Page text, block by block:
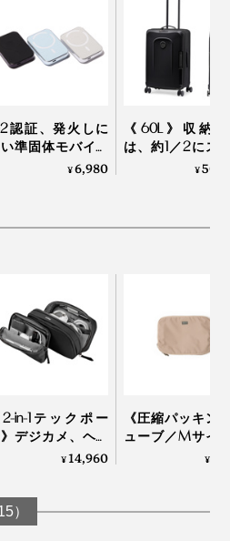
「イエロー」「ブルー」「ライ
色合いも、ポーチとして使って
イエロー」「オレンジ」「ライトグレー」
り、色違いで揃えれば、何に
す。
の最新技術「ホールガーメン
編まれていて、縫製はいっさ
倉重樹氏
で、360°どの角度にも伸縮可
りそう。あなたが見つけた使い
てSNSに投稿してみてくださ
認証、発火しに
準固体モバイル
ッテリー
¥6,980
《60L》収納
は、約1／2にス
化できる、オラ
¥
2-in-1テックポー
デジカメ、ヘッ
ホン、電源アダプ
道具がたっぷり入
ビジネスポーチ
¥14,960
《圧縮パッキン
ューブ／Mサイ
『Aww』のスー
類をさらにギュ
¥
）